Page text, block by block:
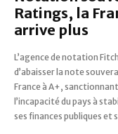
Ratings, la
arrive plus
L’agence de notation
d’abaisser la note
France à A+, sanctionnant
l’incapacité du pays à
ses finances publiques et
« fragmentation
Selon Fitch, le déficit
pourra probablement pas
descendre sous les 3% du